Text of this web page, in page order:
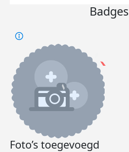
Badges
Foto’s toegevoegd